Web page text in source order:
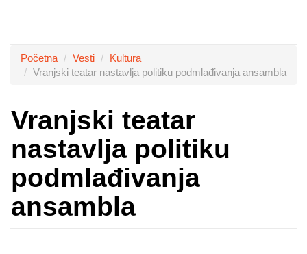
Početna Vesti
Kultura
Vranjski teatar nastavlja politiku podmlađivanja ansambla
Vranjski teatar
nastavlja politiku
podmlađivanja
ansambla